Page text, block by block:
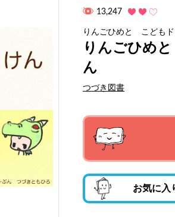
13,247
りんごひめと こどもド
りんごひめ
ん
つづき図書
お気に入